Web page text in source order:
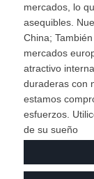
mercados, lo
asequibles.
China;
mercados
atractivo
duraderas con
estamos
esfuerzos.
de su sueño